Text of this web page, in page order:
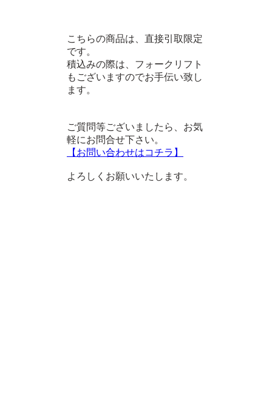
こちらの商品は、直接引取限定
です。
積込みの際は、フォークリフト
もございますのでお手伝い致し
ます。
ご質問等ございましたら、お気
軽にお問合せ下さい。
【お問い合わせはコチラ】
よろしくお願いいたします。